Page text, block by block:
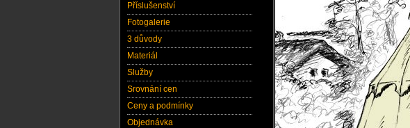
Příslušenství
Fotogalerie
3 důvody
Materiál
Služby
Srovnání cen
Ceny a podmínky
Objednávka